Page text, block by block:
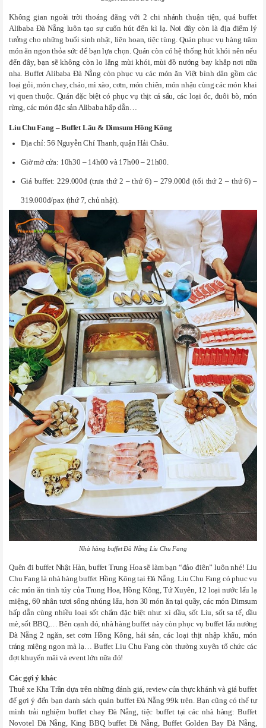
Không gian ngoài trời thoáng đãng với 2 chi nhánh thuận tiện, quá buffet
Alibaba Đà Nẵng luôn tạo sự cuốn hút đến kì lạ. Nơi đây còn là địa điểm lý
tưởng cho những buổi sinh nhật, liên hoan, tiệc tùng. Quán phục vụ hàng trăm
món ăn ngon thỏa sức để bạn lựa chọn. Quán còn có hệ thống hút khói nên nếu
đến đây, bạn sẽ không còn lo lắng mùi khói, mùi đồ nướng bay khắp nơi nữa
nha. Buffet Alibaba Đà Nẵng còn phục vụ các món ăn Việt bình dân gồm các
loại gỏi, món chay, cháo, mì xào, cơm, món chiên, món nhậu cùng các món khai
vị quen thuộc. Quán đặc biệt có phục vụ thịt cá sấu, các loại ốc, đuôi bò, món
rừng, các món đặc sản Alibaba hấp dẫn…
Liu Chu Fang – Buffet Lẩu & Dimsum Hồng Kông
Địa chỉ: 56 Nguyễn Chí Thanh, quận Hải Châu.
Giờ mở cửa: 10h30 – 14h00 và 17h00 – 21h00.
Giá buffet: 229.000đ (trưa thứ 2 – thứ 6) – 279.000đ (tối thứ 2 – thứ 6) –
319.000đ/pax (thứ 7, chủ nhật).
Nhà hàng buffet Đà Nẵng Liu Chu Fang
Quên đi buffet Nhật Hàn, buffet Trung Hoa sẽ làm bạn “đảo điên” luôn nhé! Liu
Chu Fang là nhà hàng buffet Hồng Kông tại Đà Nẵng. Liu Chu Fang có phục vụ
các món ăn tinh túy của Trung Hoa, Hồng Kông, Tứ Xuyên, 12 loại nước lẩu lạ
miệng, 60 nhân tươi sống nhúng lẩu, hơn 30 món ăn tại quầy, các món Dimsum
hấp dẫn cùng nhiều loại sốt chấm đặc biệt như: xì dầu, sốt Liu, sốt sa tế, dầu
mè, sốt BBQ,… Bên cạnh đó, nhà hàng buffet này còn phục vụ buffet lẩu nướng
Đà Nẵng 2 ngăn, set cơm Hồng Kông, hải sản, các loại thịt nhập khẩu, món
tráng miệng ngon mà lạ… Buffet Liu Chu Fang còn thường xuyên tổ chức các
đợt khuyến mãi và event lớn nữa đó!
Các gợi ý khác
Thuê xe Kha Trần dựa trên những đánh giá, review của thực khánh và giá buffet
để gợi ý đến bạn danh sách quán buffet Đà Nẵng 99k trên. Bạn cũng có thể tự
mình trải nghiệm buffet chay Đà Nẵng, tiệc buffet tại các nhà hàng: Buffet
Novotel Đà Nẵng, King BBQ buffet Đà Nẵng, Buffet Golden Bay Đà Nẵng,